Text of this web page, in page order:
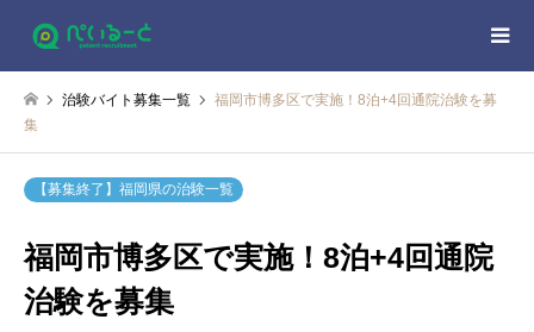
治験バイト募集一覧
福岡市博多区で実施！8泊+4回通院治験を募
集
【募集終了】福岡県の治験一覧
福岡市博多区で実施！8泊+4回通院
治験を募集